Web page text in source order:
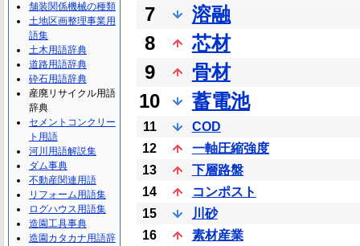
7
溶融
8
芯材
9
骨材
10
蓄電池
11
COD
12
一軸圧縮強度
13
下層路盤
14
コンポスト
15
川砂
16
素材産業
舗装関係機械の種類
土地区画整理事業用
語集
土木用語辞典
道路用語辞典
砕石用語辞典
産廃リサイクル用語
辞典
セメントコンクリー
ト用語
河川用語解説集
ダム事典
不動産関連用語
リフォーム用語集
ログハウス用語集
造園工具事典
造園カタカナ用語辞